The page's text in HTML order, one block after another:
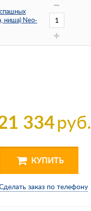
ниша) Neo-
334руб.
КУПИТЬ
заказ по телефону